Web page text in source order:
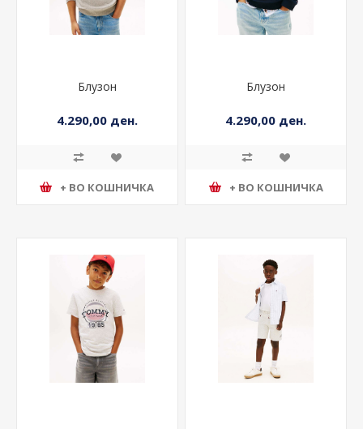
Блузон
4.290,00 ден.
+ ВО КОШНИЧКА
Блузон
4.290,00 ден.
+ ВО КОШНИЧКА